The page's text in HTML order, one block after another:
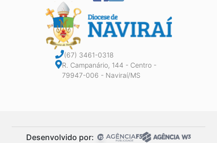
(67) 3461-0318
R. Campanário, 144 - Centro -
79947-006 - Naviraí/MS
Desenvolvido por: